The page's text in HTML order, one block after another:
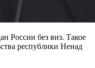
России без виз. Такое
республики Ненад